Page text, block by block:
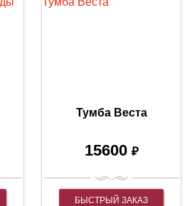
Тумба Веста
15600 ₽
БЫСТРЫЙ ЗАКАЗ